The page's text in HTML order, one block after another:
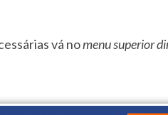
vá nomenu superior